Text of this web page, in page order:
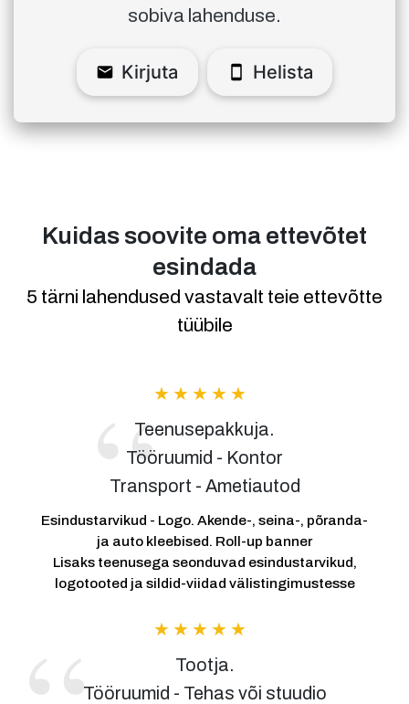
sobiva lahenduse.
Kirjuta Helista
Kuidas soovite oma ettevõtet
esindada
5 tärni lahendused vastavalt teie ettevõtte
tüübile
Teenusepakkuja.
Tööruumid - Kontor
Transport - Ametiautod
Esindustarvikud - Logo. Akende-, seina-, põranda-
ja auto kleebised. Roll-up banner
Lisaks teenusega seonduvad esindustarvikud,
logotooted ja sildid-viidad välistingimustesse
Tootja.
Tööruumid - Tehas või stuudio